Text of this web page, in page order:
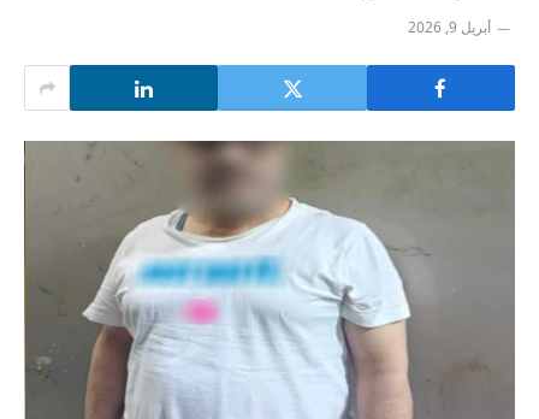
أبريل 9, 2026